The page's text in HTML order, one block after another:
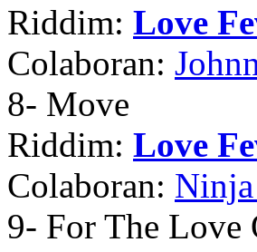
Riddim: Love
Colaboran:
8- Move
Riddim: Love
Colaboran:
9- For The Love